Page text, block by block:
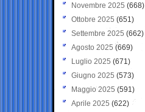
Novembre 2025 (668)
Ottobre 2025 (651)
Settembre 2025 (662)
Agosto 2025 (669)
Luglio 2025 (671)
Giugno 2025 (573)
Maggio 2025 (591)
Aprile 2025 (622)